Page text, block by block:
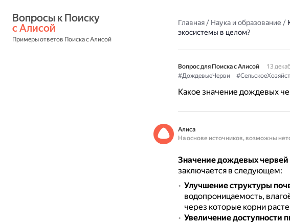
с Алисой
Примеры ответов Поиска с Алисой
Главная/ Наука и образование /
экосистемы в целом?
Вопрос для Поиска с Алисой
13
#ДождевыеЧерви
Какое значение дождевых
Алиса
На основе источников, возможны
Значение дождевых червей
заключается в следующем:
Улучшение структуры
водопроницаемость,
через которые корни
Увеличение доступности